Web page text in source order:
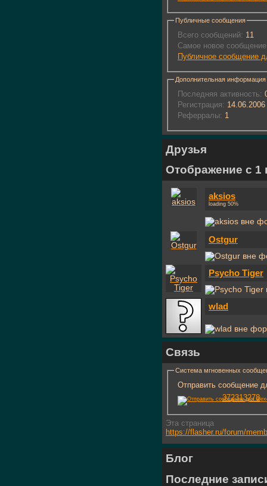
Публичные сообщения
Всего сообщений: 11
Самое новое
Публичное сообщение
Дополнительная информация
Последняя активность:
Регистрация: 14.06.2006
Реферралы: 1
Друзья
Отображение с 1
aksios
loading 50%
Ostgur
Psycho Tiger
wlad
Связь
Система мгновенных
Отправить сообщение
372313278
Эта страница
https://flasher.ru/forum/
Блог
Последние